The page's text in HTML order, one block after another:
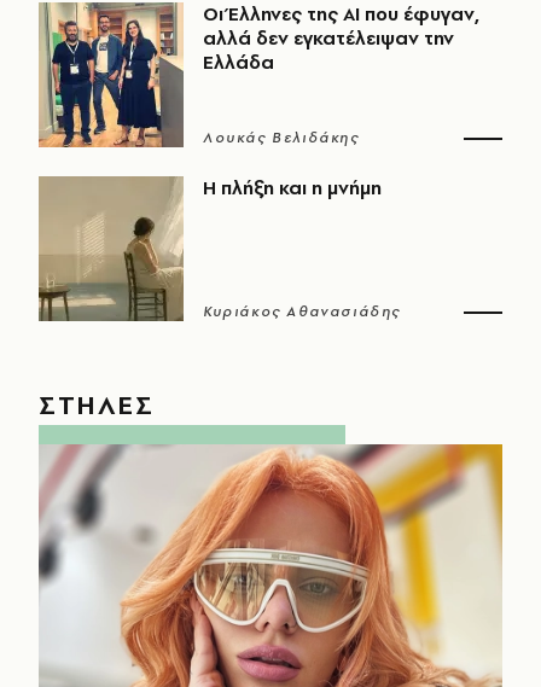
Οι Έλληνες της ΑΙ που έφυγαν,
αλλά δεν εγκατέλειψαν την
Ελλάδα
Λουκάς Βελιδάκης
Η πλήξη και η μνήμη
Κυριάκος Αθανασιάδης
ΣΤΗΛΕΣ